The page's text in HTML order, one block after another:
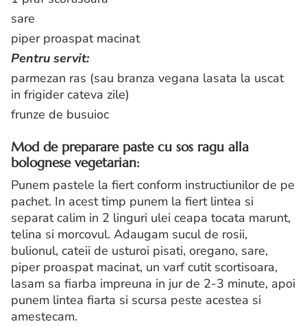
sare
piper proaspat macinat
Pentru servit:
parmezan ras (sau branza vegana lasata la uscat
in frigider cateva zile)
frunze de busuioc
Mod de preparare paste cu sos ragu alla
bolognese vegetarian:
Punem pastele la fiert conform instructiunilor de pe
pachet. In acest timp punem la fiert lintea si
separat calim in 2 linguri ulei ceapa tocata marunt,
telina si morcovul. Adaugam sucul de rosii,
bulionul, cateii de usturoi pisati, oregano, sare,
piper proaspat macinat, un varf cutit scortisoara,
lasam sa fiarba impreuna in jur de 2-3 minute, apoi
punem lintea fiarta si scursa peste acestea si
amestecam.